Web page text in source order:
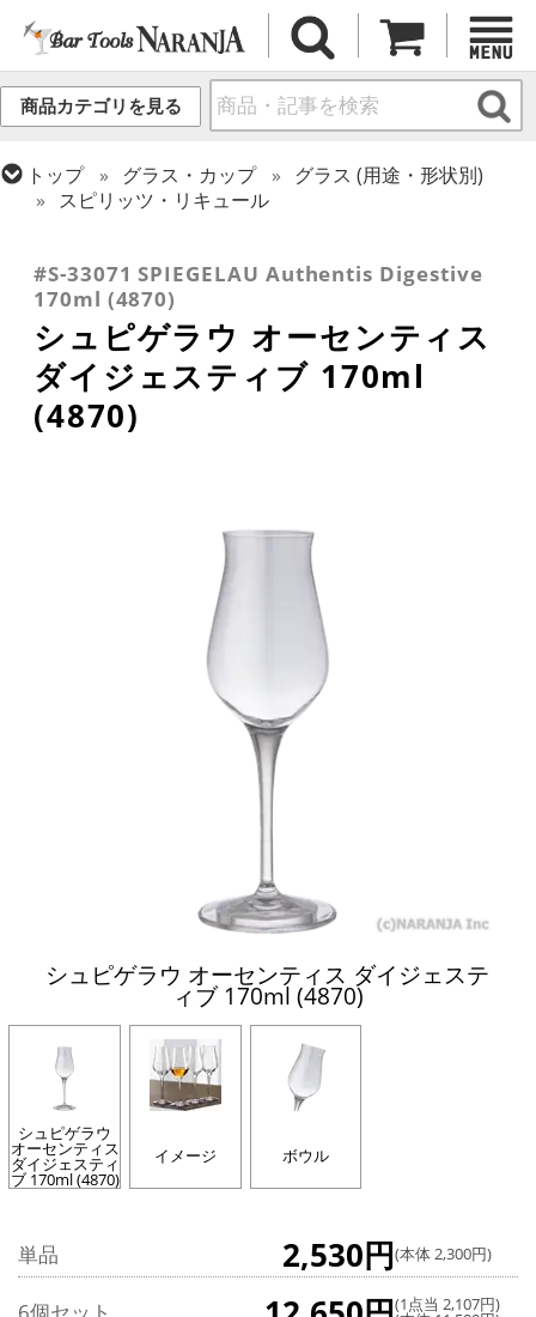
商品カテゴリを見る
トップ グラス・カップ
グラス (用途・形状別)
スピリッツ・リキュール
シュピゲラウ
#S-33071 SPIEGELAU Authentis Digestive
170ml (4870)
シュピゲラウ オーセンティス
ダイジェスティブ 170ml
(4870)
シュピゲラウ オーセンティス ダイジェステ
ィブ 170ml (4870)
シュピゲラウ
オーセンティス
ダイジェスティ
ブ 170ml (4870)
イメージ ボウル
単品 2,530円(本体 2,300円)
(1点当 2,107円)